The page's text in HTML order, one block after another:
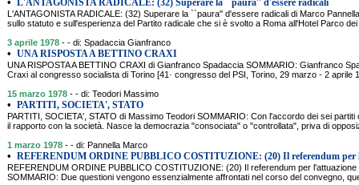
L'ANTAGONISTA RADICALE: (32) Superare la ``paura'' d'essere radicali
L'ANTAGONISTA RADICALE: (32) Superare la ``paura'' d'essere radicali di Marco
sullo statuto e sull'esperienza del Partito radicale che si è svolto a Roma all'Hotel Parco
3 aprile 1978 - - di: Spadaccia Gianfranco
• UNA RISPOSTA A BETTINO CRAXI
UNA RISPOSTA A BETTINO CRAXI di Gianfranco Spadaccia SOMMARIO: Gianfranco
Craxi al congresso socialista di Torino [41· congresso del PSI, Torino, 29 marzo - 2 aprile
15 marzo 1978 - - di: Teodori Massimo
• PARTITI, SOCIETA', STATO
PARTITI, SOCIETA', STATO di Massimo Teodori SOMMARIO: Con l'accordo dei sei
il rapporto con la società. Nasce la democrazia "consociata" o "controllata", priva di
1 marzo 1978 - - di: Pannella Marco
• REFERENDUM ORDINE PUBBLICO COSTITUZIONE: (20) Il referendum per
REFERENDUM ORDINE PUBBLICO COSTITUZIONE: (20) Il referendum per
SOMMARIO: Due questioni vengono essenzialmente affrontati nel corso del convegno,